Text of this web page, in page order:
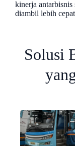
kinerja antarbisnis
diambil lebih
Solusi